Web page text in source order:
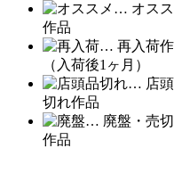
… オスス
作品
… 再入荷
（入荷後1ヶ月）
… 店
切れ作品
… 廃盤・売
作品